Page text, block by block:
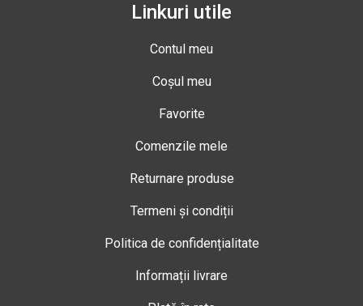
Linkuri utile
Contul meu
Coșul meu
Favorite
Comenzile mele
Returnare produse
Termeni și condiții
Politica de confidențialitate
Informații livrare